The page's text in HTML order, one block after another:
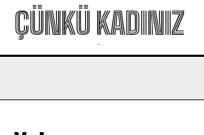
ÇÜNKÜ KADINIZ
-